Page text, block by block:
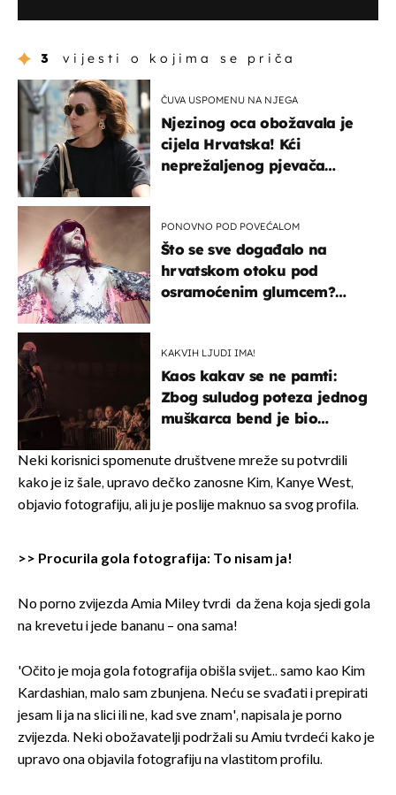
3 vijesti o kojima se priča
ČUVA USPOMENU NA NJEGA
Njezinog oca obožavala je
cijela Hrvatska! Kći
neprežaljenog pjevača
PONOVNO POD POVEĆALOM
Što se sve događalo na
hrvatskom otoku pod
osramoćenim glumcem?
KAKVIH LJUDI IMA!
Kaos kakav se ne pamti:
Zbog suludog poteza jednog
muškarca bend je bio
Neki korisnici spomenute društvene mreže su potvrdili
kako je iz šale, upravo dečko zanosne Kim, Kanye West,
objavio fotografiju, ali ju je poslije maknuo sa svog profila.
>> Procurila gola fotografija: To nisam ja!
No porno zvijezda Amia Miley tvrdi da žena koja sjedi gola
na krevetu i jede bananu – ona sama!
'Očito je moja gola fotografija obišla svijet... samo kao Kim
Kardashian, malo sam zbunjena. Neću se svađati i prepirati
jesam li ja na slici ili ne, kad sve znam', napisala je porno
zvijezda. Neki obožavatelji podržali su Amiu tvrdeći kako je
upravo ona objavila fotografiju na vlastitom profilu.